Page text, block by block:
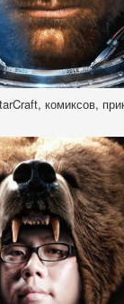
комиксов,